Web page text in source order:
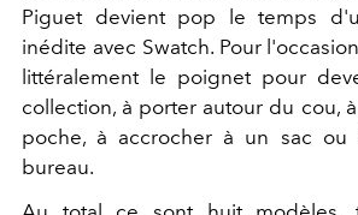
Piguet devient pop le temps
inédite avec Swatch. Pour
littéralement le poignet pour
collection, à porter autour du cou,
poche, à accrocher à un sac ou
bureau.